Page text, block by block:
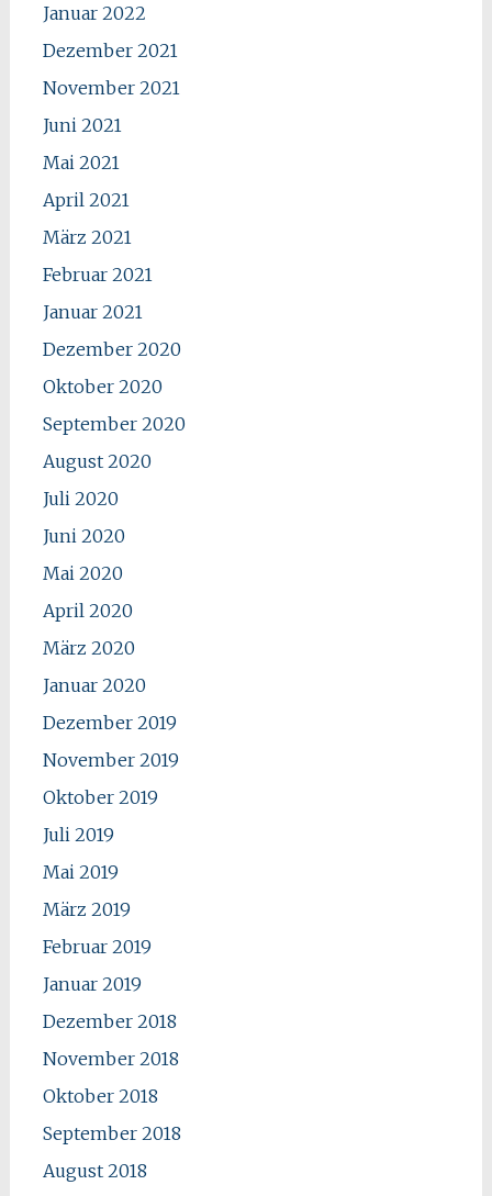
Januar 2022
Dezember 2021
November 2021
Juni 2021
Mai 2021
April 2021
März 2021
Februar 2021
Januar 2021
Dezember 2020
Oktober 2020
September 2020
August 2020
Juli 2020
Juni 2020
Mai 2020
April 2020
März 2020
Januar 2020
Dezember 2019
November 2019
Oktober 2019
Juli 2019
Mai 2019
März 2019
Februar 2019
Januar 2019
Dezember 2018
November 2018
Oktober 2018
September 2018
August 2018